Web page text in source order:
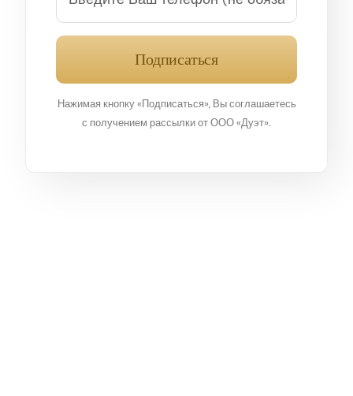
Нажимая кнопку «Подписаться», Вы соглашаетесь
с получением рассылки от ООО «Дуэт».